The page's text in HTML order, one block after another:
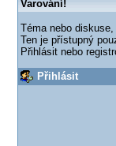
Varování!
Téma nebo
Ten je přístupný
Přihlásit nebo
Přihlásit